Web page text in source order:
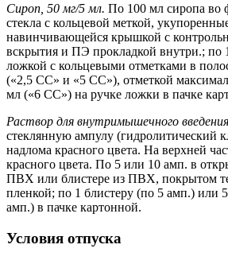
Сироп, 50 мг/5 мл. По 100 мл сиропа во
стекла с кольцевой меткой,
навинчивающейся крышкой с
вскрытия и ПЭ прокладкой внутри.; по
ложкой с кольцевыми отметками в
(«2,5 СС» и «5 СС»), отметкой
мл («6 СС») на ручке ложки в пачке
Раствор для внутримышечного
стеклянную ампулу (гидролитический
надлома красного цвета. На верхней
красного цвета. По 5 или 10 амп. в
ПВХ или блистере из ПВХ, покрытом
пленкой; по 1 блистеру (по 5 амп.) или
амп.) в пачке картонной.
Условия отпуска